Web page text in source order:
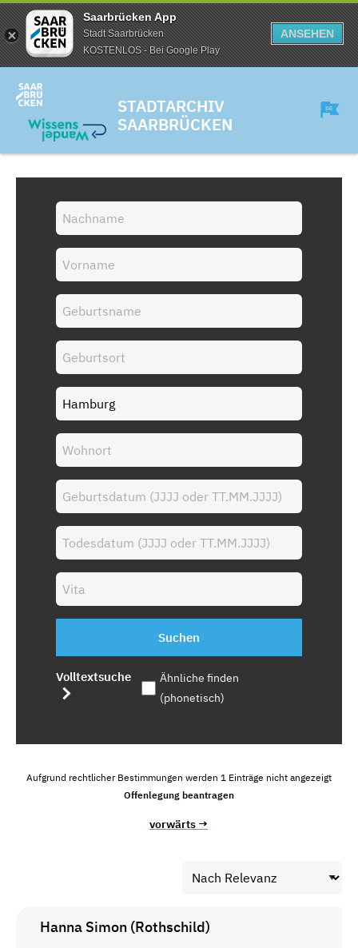
Saarbrücken App
Stadt Saarbrücken
KOSTENLOS - Bei Google Play
ANSEHEN
STADTARCHIV
SAARBRÜCKEN
Suchen
Volltextsuche
Ähnliche finden
(phonetisch)
Aufgrund rechtlicher Bestimmungen werden 1 Einträge nicht angezeigt
Offenlegung beantragen
vorwärts →
Hanna Simon (Rothschild)